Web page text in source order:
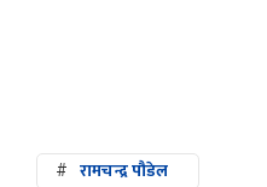
# रामचन्द्र पौडेल